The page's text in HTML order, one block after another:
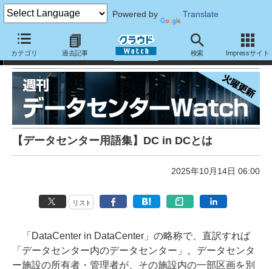
Powered by Translate
カテゴリ 過去記事 検索 Impressサイト
週刊データセンターWatch：
【データセンター用語集】DC in DCとは
2025年10月14日 06:00
リスト
「DataCenter in DataCenter」の略称で、直訳すれば
「データセンター内のデータセンター」。データセンタ
ー施設の所有者・管理者が、その施設内の一部区画を別